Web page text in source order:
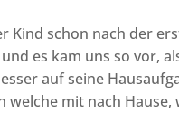
Kind schon nach der
es kam uns so vor,
auf seine
welche mit nach